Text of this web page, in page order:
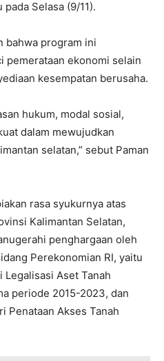
Selasa (9/11).
bahwa program ini
pemerataan ekonomi selain
kesempatan berusaha.
hukum, modal sosial,
dalam mewujudkan
selatan,” sebut Paman
rasa syukurnya atas
Kalimantan Selatan,
penghargaan oleh
Perekonomian RI, yaitu
Aset Tanah
periode 2015-2023, dan
Penataan Akses Tanah